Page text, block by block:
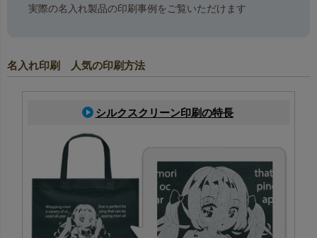
実際の名入れ製品の印刷事例をご覧いただけます
名入れ印刷 人気の印刷方法
シルクスクリーン印刷の特長